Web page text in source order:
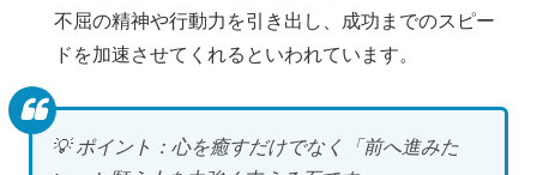
不屈の精神や行動力を引き出し、成功までのスピー
ドを加速させてくれるといわれています。
💡 ポイント：心を癒すだけでなく「前へ進みた